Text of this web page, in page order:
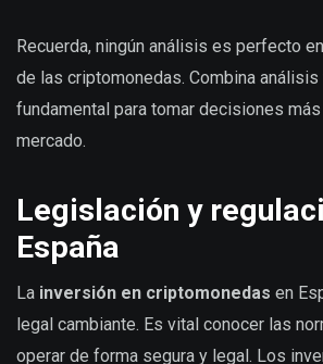
Recuerda, ningún análisis es perfecto
de las criptomonedas. Combina
fundamental para tomar decisiones
mercado.
Legislación y
España
La inversión en criptomonedas en
legal cambiante. Es vital conocer las
operar de forma segura y legal. Los